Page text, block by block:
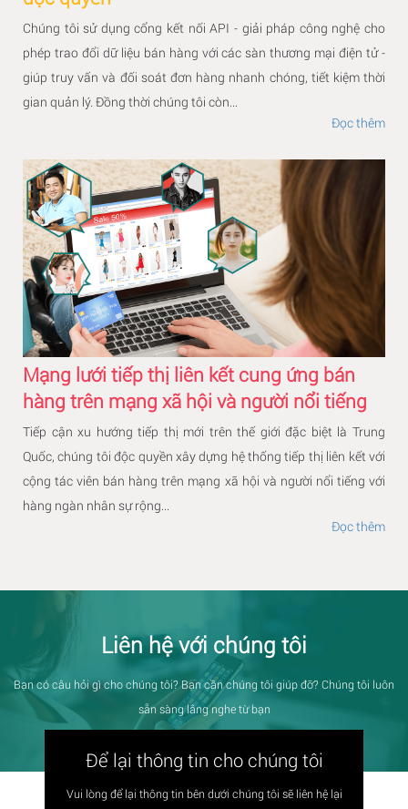
Chúng tôi sử dụng cổng kết nối API - giải pháp công nghệ cho
phép trao đổi dữ liệu bán hàng với các sàn thương mại điện tử -
giúp truy vấn và đối soát đơn hàng nhanh chóng, tiết kiệm thời
gian quản lý. Đồng thời chúng tôi còn...
Đọc thêm
Mạng lưới tiếp thị liên kết cung ứng bán
hàng trên mạng xã hội và người nổi tiếng
Tiếp cận xu hướng tiếp thị mới trên thế giới đặc biệt là Trung
Quốc, chúng tôi độc quyền xây dựng hệ thống tiếp thị liên kết với
cộng tác viên bán hàng trên mạng xã hội và người nổi tiếng với
hàng ngàn nhân sự rộng...
Đọc thêm
Liên hệ với chúng tôi
Bạn có câu hỏi gì cho chúng tôi? Bạn cần chúng tôi giúp đỡ? Chúng tôi luôn
sẵn sàng lắng nghe từ bạn
Để lại thông tin cho chúng tôi
Vui lòng để lại thông tin bên dưới chúng tôi sẽ liên hệ lại